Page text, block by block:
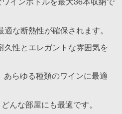
インボトルを最大36本収納で
な断熱性が確保されます。
久性とエレガントな雰囲気を
あらゆる種類のワインに最適
んな部屋にも最適です。